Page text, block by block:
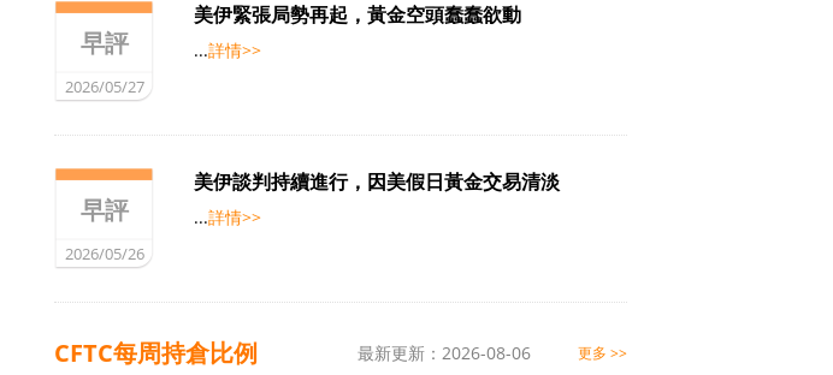
早評
2026/05/27
美伊緊張局勢再起，黃金空頭蠢蠢欲動
...詳情>>
早評
2026/05/26
美伊談判持續進行，因美假日黃金交易清淡
...詳情>>
CFTC每周持倉比例 更多 >>
最新更新：2026-08-06